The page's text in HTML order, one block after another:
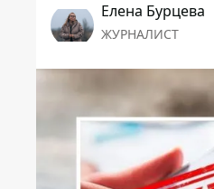
Елена Бурцева
ЖУРНАЛИСТ